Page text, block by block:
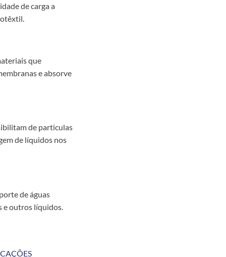
de carga a
que
e absorve
de particulas
de líquidos nos
de águas
e outros líquidos.